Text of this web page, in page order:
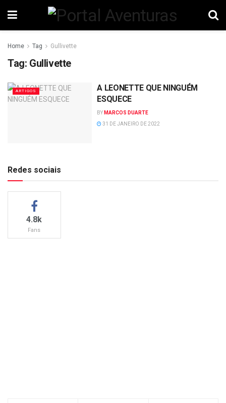
Home Tag Gullivette
Tag: Gullivette
ARTIGOS
A LEONETTE QUE NINGUÉM
ESQUECE
BY MARCOS DUARTE
31 DE JANEIRO DE 2022
Redes sociais
4.8k
Fans